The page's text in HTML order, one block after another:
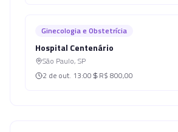
Ginecologia e Obstetrícia
Hospital Centenário
São Paulo, SP
2 de out. 13:00 R$ 800,00